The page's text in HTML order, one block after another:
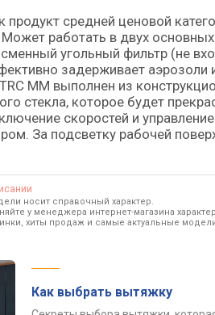
продукт средней ценовой
работать в двух
угольный фильтр (не
задерживает аэрозоли
MM выполнен из
стекла, которое будет
скоростей и
За подсветку рабочей
носит справочный характер.
у менеджера интернет-магазина
хиты продаж и самые актуальные модели
Как выбрать вытяжку